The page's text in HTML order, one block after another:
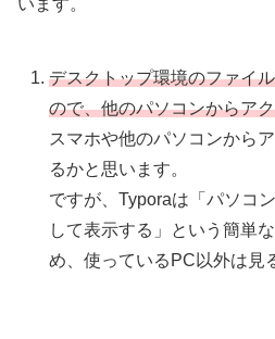
います。
デスクトップ環境のファイ
ので、他のパソコンからア
スマホや他のパソコンから
るかと思います。
ですが、Typoraは「パソコ
して表示する」という簡単
め、使っているPC以外は見